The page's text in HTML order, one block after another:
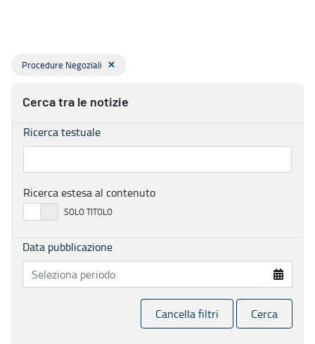
Procedure Negoziali
Cerca tra le notizie
Ricerca testuale
Ricerca estesa al contenuto
Data pubblicazione
Cancella filtri Cerca